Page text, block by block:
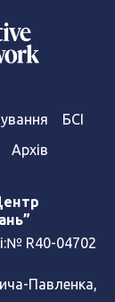
БСІ
Архів
R40-04702
Павленка,